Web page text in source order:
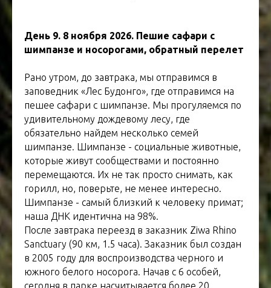
День 9. 8 ноября 2026. Пешие сафари с
шимпанзе и носорогами, обратный перелет
Рано утром, до завтрака, мы отправимся в
заповедник «Лес Будонго», где отправимся на
пешее сафари с шимпанзе. Мы прогуляемся по
удивительному дождевому лесу, где
обязательно найдем несколько семей
шимпанзе. Шимпанзе - социальные животные,
которые живут сообществами и постоянно
перемещаются. Их не так просто снимать, как
горилл, но, поверьте, не менее интересно.
Шимпанзе - самый близкий к человеку примат;
наша ДНК идентична на 98%.
После завтрака переезд в заказник Ziwa Rhino
Sanctuary (90 км, 1.5 часа). Заказник был создан
в 2005 году для воспроизводства черного и
южного белого носорога. Начав с 6 особей,
сегодня в парке насчитывается более 20